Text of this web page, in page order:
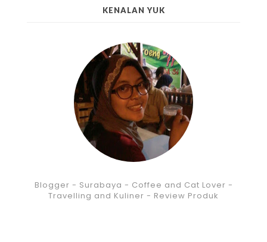
KENALAN YUK
Blogger - Surabaya - Coffee and Cat Lover -
Travelling and Kuliner - Review Produk